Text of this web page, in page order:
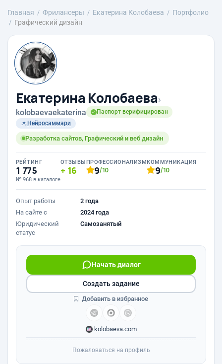
Главная Фрилансеры Екатерина Колобаева
Портфолио
Графический дизайн
Екатерина Колобаева›
kolobaevaekaterina
Паспорт верифицирован
Нейросаммари
Разработка сайтов, Графический и веб дизайн
РЕЙТИНГ
1 775
№ 968 в каталоге
ОТЗЫВЫ
16
ПРОФЕССИОНАЛИЗМ
9/10
КОММУНИКАЦИЯ
9/10
Опыт работы
2 года
На сайте с
2024 года
Юридический
статус
Самозанятый
Начать диалог
kolobaeva.com
Создать задание
Добавить в избранное
Пожаловаться на профиль